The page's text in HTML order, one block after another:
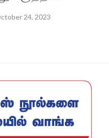
24, 2023